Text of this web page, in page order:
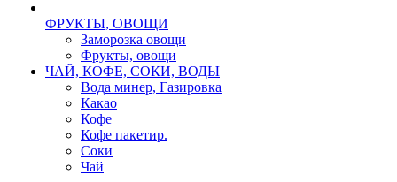
ФРУКТЫ, ОВОЩИ
Заморозка овощи
Фрукты, овощи
ЧАЙ, КОФЕ, СОКИ, ВОДЫ
Вода минер, Газировка
Какао
Кофе
Кофе пакетир.
Соки
Чай